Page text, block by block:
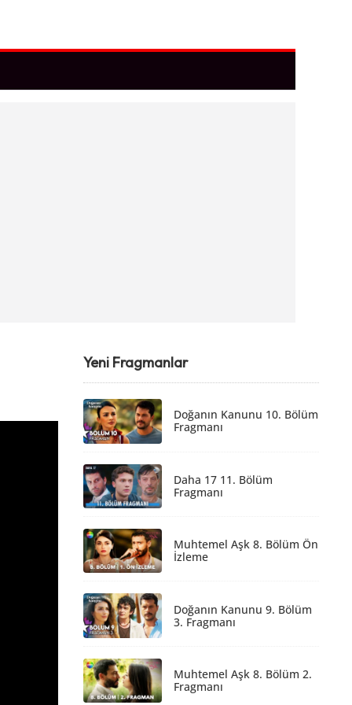
Yeni Fragmanlar
Doğanın Kanunu 10. Bölüm
Fragmanı
Daha 17 11. Bölüm
Fragmanı
Muhtemel Aşk 8. Bölüm Ön
İzleme
Doğanın Kanunu 9. Bölüm
3. Fragmanı
Muhtemel Aşk 8. Bölüm 2.
Fragmanı